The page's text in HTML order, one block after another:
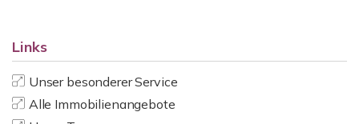
Links
Unser besonderer Service
Alle Immobilienangebote